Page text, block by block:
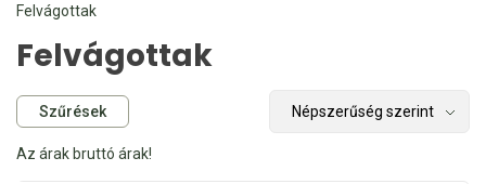
Felvágottak
Felvágottak
Szűrések
Az árak bruttó árak!